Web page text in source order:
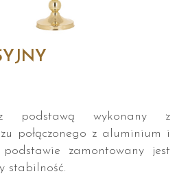
podstawą wykonany z
połączonego z aluminium i
zamontowany jest
stabilność.